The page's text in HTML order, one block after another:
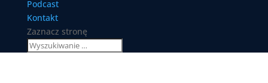
Podcast
Kontakt
Zaznacz stronę